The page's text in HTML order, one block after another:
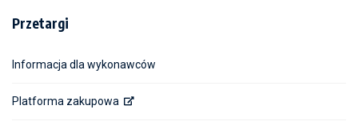
Przetargi
Informacja dla wykonawców
Platforma zakupowa